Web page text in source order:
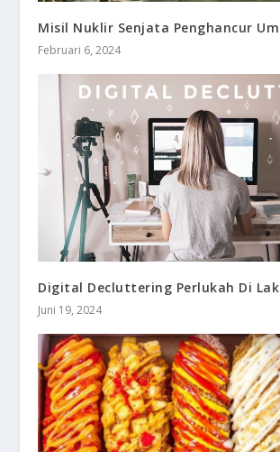
Misil Nuklir Senjata Penghancur
Februari 6, 2024
Digital Decluttering Perlukah Di
Juni 19, 2024